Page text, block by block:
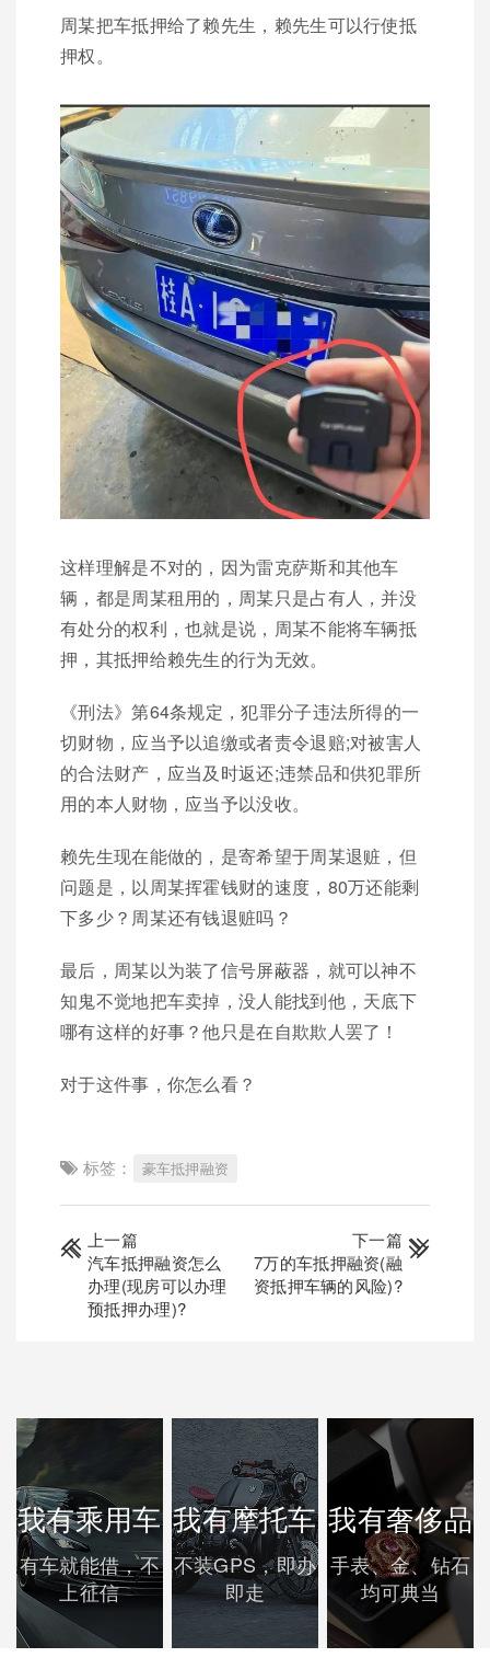
周某把车抵押给了赖先生，赖先生可以行使抵
押权。
这样理解是不对的，因为雷克萨斯和其他车
辆，都是周某租用的，周某只是占有人，并没
有处分的权利，也就是说，周某不能将车辆抵
押，其抵押给赖先生的行为无效。
《刑法》第64条规定，犯罪分子违法所得的一
切财物，应当予以追缴或者责令退赔;对被害人
的合法财产，应当及时返还;违禁品和供犯罪所
用的本人财物，应当予以没收。
赖先生现在能做的，是寄希望于周某退赃，但
问题是，以周某挥霍钱财的速度，80万还能剩
下多少？周某还有钱退赃吗？
最后，周某以为装了信号屏蔽器，就可以神不
知鬼不觉地把车卖掉，没人能找到他，天底下
哪有这样的好事？他只是在自欺欺人罢了！
对于这件事，你怎么看？
标签： 豪车抵押融资
上一篇
汽车抵押融资怎么
办理(现房可以办理
预抵押办理)?
下一篇
7万的车抵押融资(融
资抵押车辆的风险)?
我有乘用车
有车就能借，不
上征信
我有摩托车
不装GPS，即办
即走
我有奢侈品
手表、金、钻石
均可典当